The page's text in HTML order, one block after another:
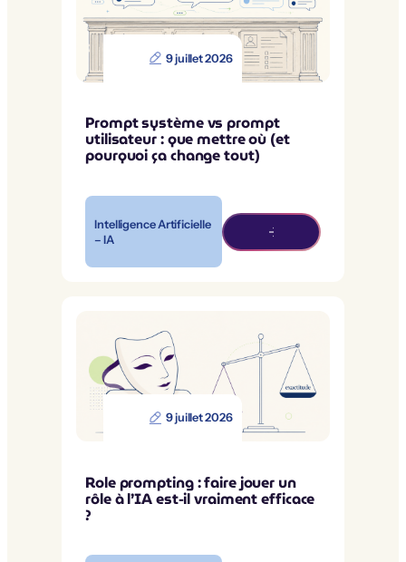
9 juillet 2026
Prompt système vs prompt
utilisateur : que mettre où (et
pourquoi ça change tout)
Intelligence Artificielle
– IA
9 juillet 2026
Role prompting : faire jouer un
rôle à l’IA est-il vraiment efficace
?